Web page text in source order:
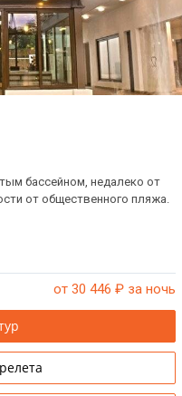
бассейном, недалеко от
от общественного пляжа.
от 30 446 ₽ за ночь